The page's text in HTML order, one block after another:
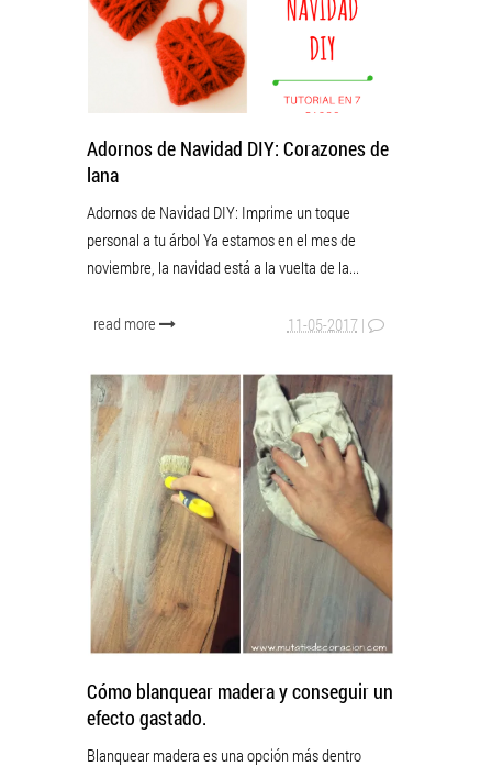
Adornos de Navidad DIY: Corazones de
lana
Adornos de Navidad DIY: Imprime un toque
personal a tu árbol Ya estamos en el mes de
noviembre, la navidad está a la vuelta de la...
read more 11-05-2017 |
Cómo blanquear madera y conseguir un
efecto gastado.
Blanquear madera es una opción más dentro